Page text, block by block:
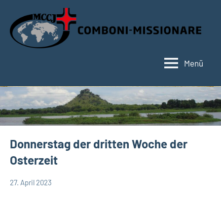
Inhalt
springen
Menü
Donnerstag der dritten Woche der
Osterzeit
App-
27. April 2023
Hubert